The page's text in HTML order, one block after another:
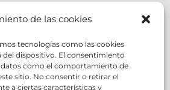
de las cookies
tecnologías como las cookies
del dispositivo. El consentimiento
como el comportamiento de
sitio. No consentir o retirar el
a ciertas características y
EOSERON.es